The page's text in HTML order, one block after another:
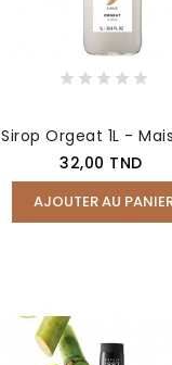
Sirop Orgeat 1L -
Prix
32,00 TND
AJOUTER AU